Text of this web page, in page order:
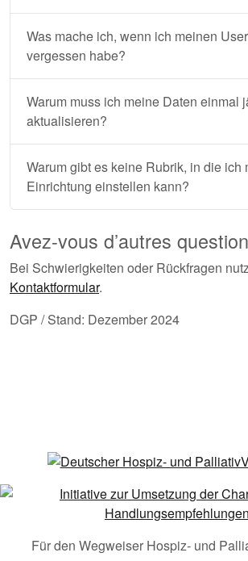
Was mache ich, wenn ich meinen
vergessen habe?
Warum muss ich meine Daten einmal
aktualisieren?
Warum gibt es keine Rubrik, in die ich
Einrichtung einstellen kann?
Avez-vous d’autres
Bei Schwierigkeiten oder Rückfragen
Kontaktformular.
DGP / Stand: Dezember 2024
Für den Wegweiser Hospiz- und